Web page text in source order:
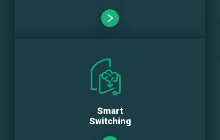
Smart
Switching